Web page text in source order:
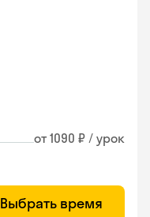
от 1090 ₽ / урок
Выбрать время